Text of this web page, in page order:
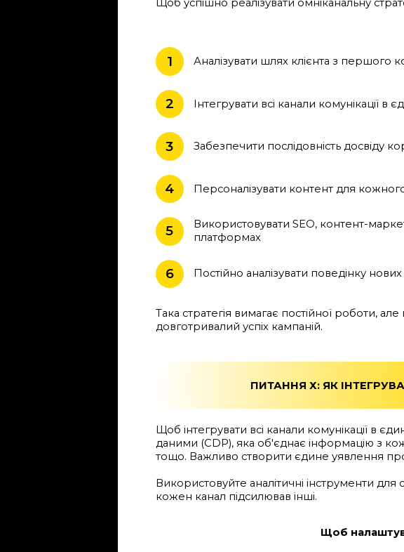
Щоб успішно реалізувати омніканальну
1 Аналізувати шлях клієнта з першого
2 Інтегрувати всі канали комунікації в
3 Забезпечити послідовність досвіду
4 Персоналізувати контент для
5
Використовувати SEO, контент-
платформах
6 Постійно аналізувати поведінку
Така стратегія вимагає постійної роботи,
довготривалий успіх кампаній.
ПИТАННЯ Х: ЯК
Щоб інтегрувати всі канали комунікації в
даними (CDP), яка об'єднає інформацію з
тощо. Важливо створити єдине уявлення
Використовуйте аналітичні інструменти
кожен канал підсилював інші.
Щоб